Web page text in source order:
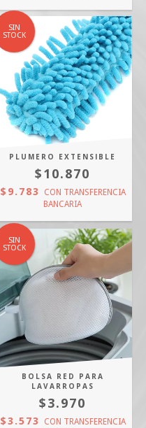
SIN
STOCK
PLUMERO EXTENSIBLE
$10.870
$9.783 CON TRANSFERENCIA
BANCARIA
SIN
STOCK
BOLSA RED PARA
LAVARROPAS
$3.970
$3.573 CON TRANSFERENCIA